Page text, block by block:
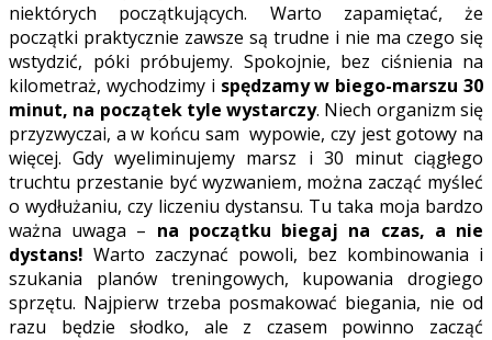
niektórych początkujących. Warto zapamiętać, że
początki praktycznie zawsze są trudne i nie ma czego się
wstydzić, póki próbujemy. Spokojnie, bez ciśnienia na
kilometraż, wychodzimy i spędzamy w biego-marszu 30
minut, na początek tyle wystarczy. Niech organizm się
przyzwyczai, a w końcu sam wypowie, czy jest gotowy na
więcej. Gdy wyeliminujemy marsz i 30 minut ciągłego
truchtu przestanie być wyzwaniem, można zacząć myśleć
o wydłużaniu, czy liczeniu dystansu. Tu taka moja bardzo
ważna uwaga – na początku biegaj na czas, a nie
dystans! Warto zaczynać powoli, bez kombinowania i
szukania planów treningowych, kupowania drogiego
sprzętu. Najpierw trzeba posmakować biegania, nie od
razu będzie słodko, ale z czasem powinno zacząć